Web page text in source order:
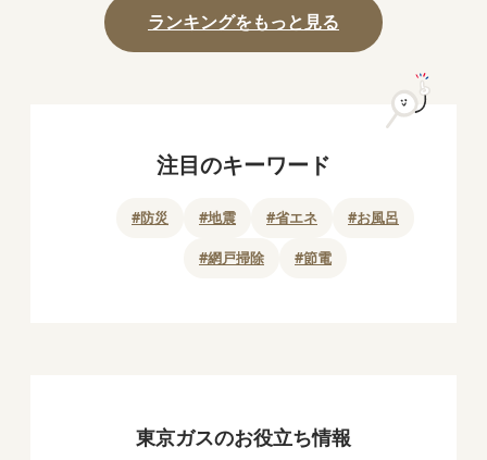
ランキングをもっと見る
注目のキーワード
#防災 #地震 #省エネ #お風呂
#網戸掃除 #節電
東京ガスのお役立ち情報